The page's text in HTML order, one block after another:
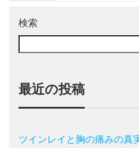
検索
最近の投稿
ツインレイと胸の痛みの真